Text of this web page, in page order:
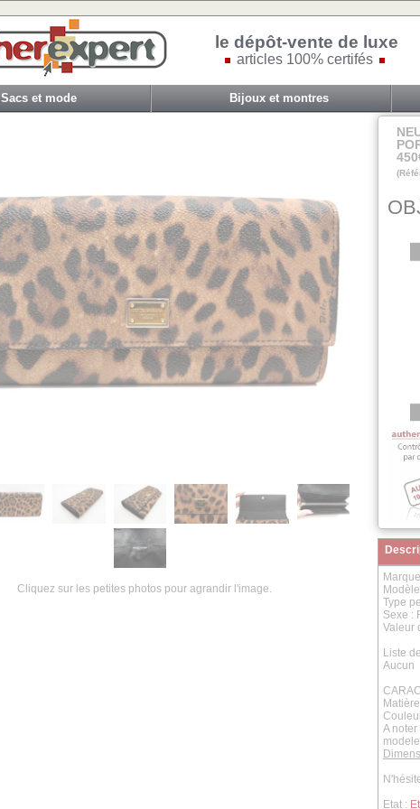
le dépôt-vente de luxe
articles 100% certifés
Sacs et mode Bijoux et montres
Cliquez sur les petites photos pour agrandir l'image.
Type
Sexe :
Valeur
Liste
Aucun
A
Etat :